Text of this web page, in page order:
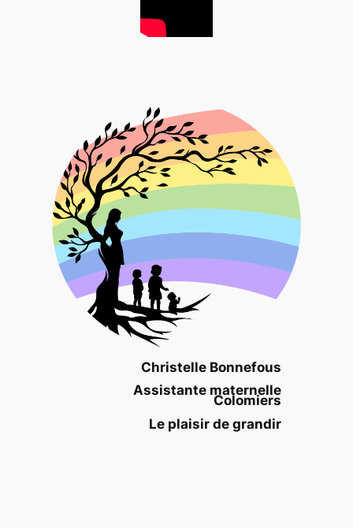
Christelle Bonnefous
Assistante maternelle
Colomiers
Le plaisir de grandir